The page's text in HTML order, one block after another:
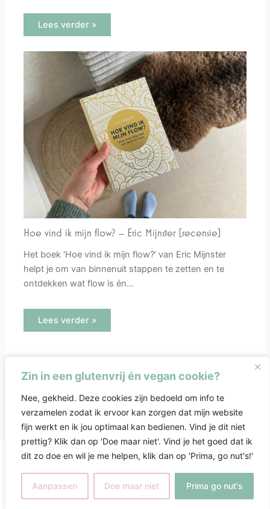
Zin in een glutenvrij én vegan cookie?
Nee, gekheid. Deze cookies zijn bedoeld om info te
verzamelen zodat ik ervoor kan zorgen dat mijn website
fijn werkt en ik jou optimaal kan bedienen. Vind je dit niet
prettig? Klik dan op 'Doe maar niet'. Vind je het goed dat ik
dit zo doe en wil je me helpen, klik dan op 'Prima, go nut's!'
Aanpassen Doe maar niet Prima go nut's
Lees verder »
Hoe vind ik mijn flow? – Eric Mijnster [recensie]
Het boek ‘Hoe vind ik mijn flow?’ van Eric Mijnster
helpt je om van binnenuit stappen te zetten en te
ontdekken wat flow is én…
Lees verder »
Copyright © 2026 Désirée Wassing-Boerema |
Ondernemersvuur.nl